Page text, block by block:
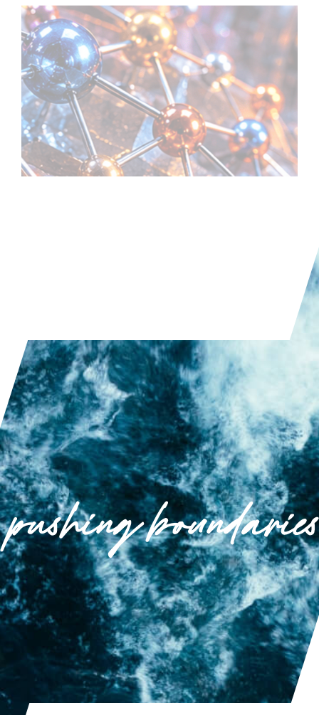
reactores. Debido a su compleja composición
multicomponente, presentan combinaciones
únicas de alta resistencia, temperatura y
resistencia a la oxidación, pero al mismo tiempo
son extremadamente difíciles de caracterizar.